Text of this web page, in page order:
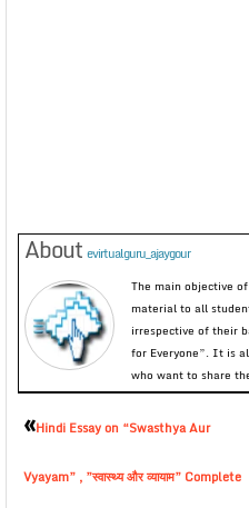
About evirtualguru_ajaygour
The main objective
material to all
irrespective of their
for Everyone”. It is
who want to share
«Hindi Essay on “Swasthya Aur
Vyayam” , ”स्वास्थ्य और व्यायाम” Complete